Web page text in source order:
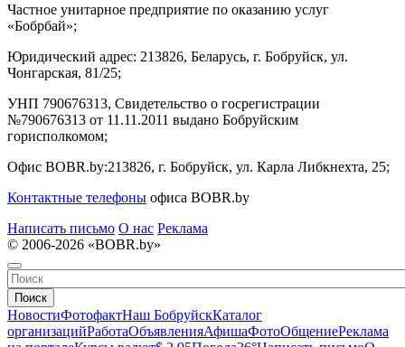
Частное унитарное предприятие по оказанию услуг
«Бобрбай»;
Юридический адрес: 213826, Беларусь, г. Бобруйск, ул.
Чонгарская, 81/25;
УНП 790676313, Свидетельство о госрегистрации
№790676313 от 11.11.2011 выдано Бобруйским
горисполкомом;
Офис BOBR.by:213826, г. Бобруйск, ул. Карла Либкнехта, 25;
Контактные телефоны офиса BOBR.by
Написать письмо О нас Реклама
© 2006-2026 «BOBR.by»
Поиск
НовостиФотофактНаш БобруйскКаталог
организацийРаботаОбъявленияАфишаФотоОбщениеРеклама